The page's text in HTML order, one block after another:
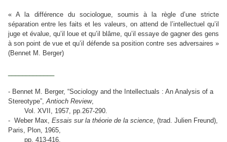
« A la différence du sociologue, soumis à la règle d’une stricte
séparation entre les faits et les valeurs, on attend de l’intellectuel qu’il
juge et évalue, qu’il loue et qu’il blâme, qu’il essaye de gagner des gens
à son point de vue et qu’il défende sa position contre ses adversaires »
(Bennet M. Berger)
- Bennet M. Berger, “Sociology and the Intellectuals : An Analysis of a
Stereotype”,Antioch Review,
Vol. XVII, 1957, pp.267-290.
- Weber Max, Essais sur la théorie de la science, (trad. Julien Freund),
Paris, Plon, 1965,
pp. 413-416.